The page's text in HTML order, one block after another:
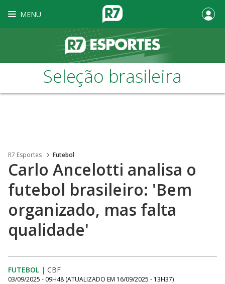
MENU
Seleção brasileira
R7 Esportes Futebol
Carlo Ancelotti analisa o
futebol brasileiro: 'Bem
organizado, mas falta
qualidade'
FUTEBOL | CBF
03/09/2025 - 09H48 (ATUALIZADO EM 16/09/2025 - 13H37)